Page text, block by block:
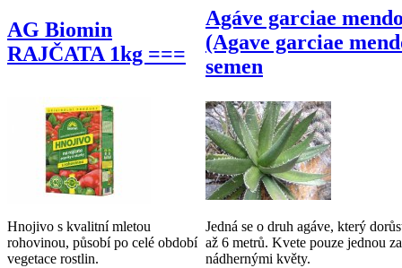
AG Biomin
RAJČATA 1kg ===
Agáve garciae
(Agave garciae
semen
Hnojivo s kvalitní mletou
rohovinou, působí po celé období
vegetace rostlin.
Jedná se o druh agáve, který
až 6 metrů. Kvete pouze jednou
nádhernými květy.